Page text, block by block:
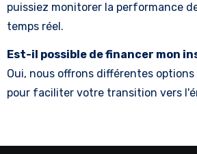
puissiez monitorer la performance
temps réel.
Est-il possible de financer mon
Oui, nous offrons différentes
pour faciliter votre transition vers